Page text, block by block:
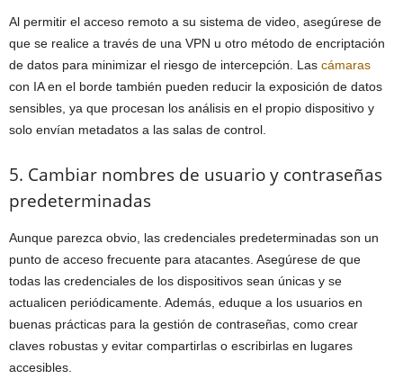
Al permitir el acceso remoto a su sistema de video, asegúrese de
que se realice a través de una VPN u otro método de encriptación
de datos para minimizar el riesgo de intercepción. Las cámaras
con IA en el borde también pueden reducir la exposición de datos
sensibles, ya que procesan los análisis en el propio dispositivo y
solo envían metadatos a las salas de control.
5. Cambiar nombres de usuario y contraseñas
predeterminadas
Aunque parezca obvio, las credenciales predeterminadas son un
punto de acceso frecuente para atacantes. Asegúrese de que
todas las credenciales de los dispositivos sean únicas y se
actualicen periódicamente. Además, eduque a los usuarios en
buenas prácticas para la gestión de contraseñas, como crear
claves robustas y evitar compartirlas o escribirlas en lugares
accesibles.